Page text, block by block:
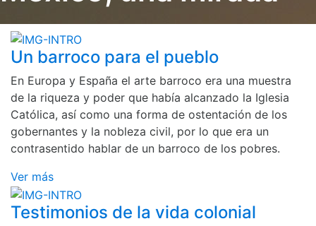
Un barroco para el pueblo
En Europa y España el arte barroco era una muestra
de la riqueza y poder que había alcanzado la Iglesia
Católica, así como una forma de ostentación de los
gobernantes y la nobleza civil, por lo que era un
contrasentido hablar de un barroco de los pobres.
Ver más
Testimonios de la vida colonial